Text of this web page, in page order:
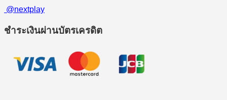
@nextplay
ชำระเงินผ่านบัตรเครดิต